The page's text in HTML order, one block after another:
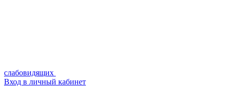
слабовидящих
Вход в личный кабинет